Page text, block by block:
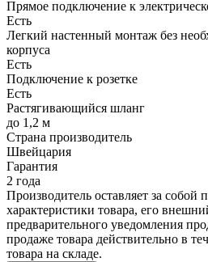
Прямое подключение к
Есть
Легкий настенный монтаж без
корпуса
Есть
Подключение к розетке
Есть
Растягивающийся шланг
до 1,2 м
Страна производитель
Швейцария
Гарантия
2 года
Производитель оставляет за собой
характеристики товара, его
предварительного уведомления
продаже товара действительно в
товара на складе.